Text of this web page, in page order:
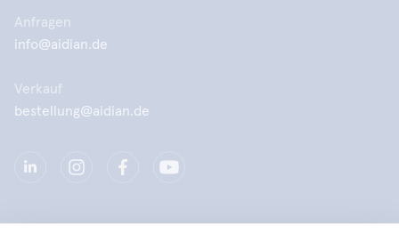
Anfragen
info@aidian.de
Verkauf
bestellung@aidian.de